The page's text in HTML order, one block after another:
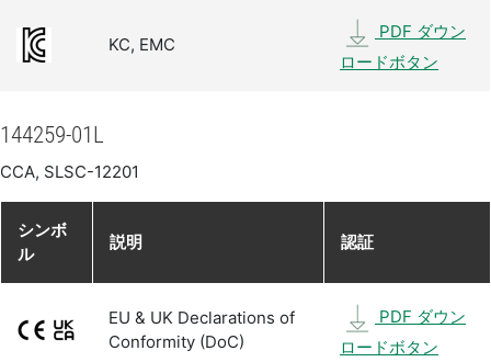
KC, EMC
PDF ダウン
ロードボタン
144259-01L
CCA, SLSC-12201
シンボ
ル
説明 認証
EU & UK Declarations of
Conformity (DoC)
PDF ダウン
ロードボタン